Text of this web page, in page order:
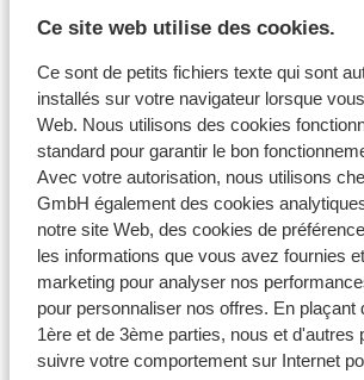
Ce site web utilise des cookies.
Ce sont de petits fichiers texte qui sont
installés sur votre navigateur lorsque
Web. Nous utilisons des cookies
standard pour garantir le bon
Avec votre autorisation, nous utilisons
GmbH également des cookies
notre site Web, des cookies de
les informations que vous avez fournies
marketing pour analyser nos
pour personnaliser nos offres. En plaçant
1ère et de 3ème parties, nous et d'autres
suivre votre comportement sur Internet
Matériel de ski
Autres hébergements -
Lodge Park Hotel
Hôtel Cristina
Hôtel Del Cubil
Hôtel Font d'Argent Canillo